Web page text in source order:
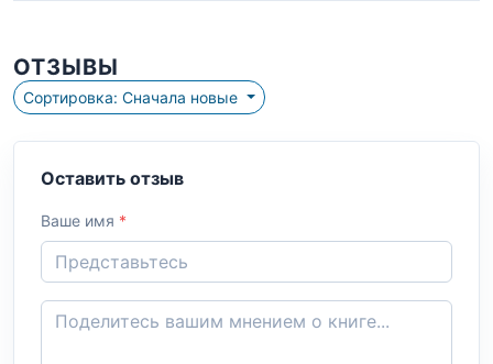
ОТЗЫВЫ
Сортировка: Сначала новые
Оставить отзыв
Ваше имя *